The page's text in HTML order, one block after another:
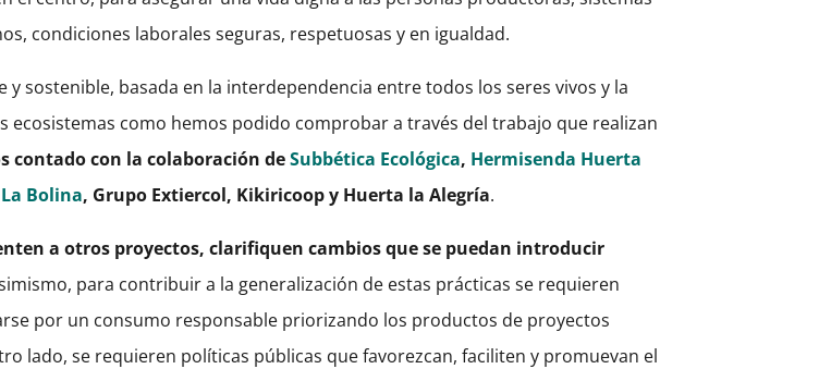
condiciones laborales seguras, respetuosas y en igualdad.
sostenible, basada en la interdependencia entre todos los seres vivos y la
ecosistemas como hemos podido comprobar a través del trabajo que realizan
contado con la colaboración deSubbética Ecológica, Hermisenda Huerta
La Bolina, Grupo Extiercol, Kikiricoop y Huerta la Alegría.
a otros proyectos, clarifiquen cambios que se puedan introducir
para contribuir a la generalización de estas prácticas se requieren
por un consumo responsable priorizando los productos de proyectos
lado, se requieren políticas públicas que favorezcan, faciliten y promuevan el